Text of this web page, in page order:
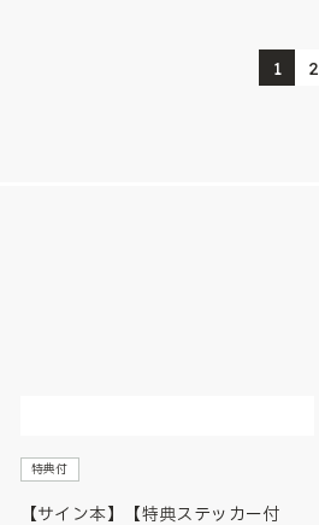
1 2
特典付
【サイン本】【特典ステッカー付